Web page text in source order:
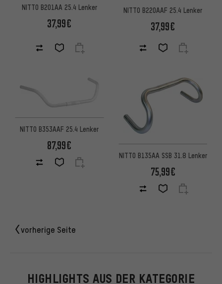
NITTO B201AA 25.4 Lenker
37,99€
NITTO B220AAF 25.4 Lenker
37,99€
NITTO B353AAF 25.4 Lenker
87,99€
NITTO B135AA SSB 31.8 Lenker
75,99€
vorherige Seite
HIGHLIGHTS AUS DER KATEGORIE